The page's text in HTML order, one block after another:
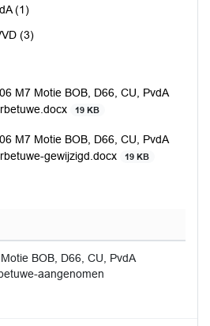
(1)
(3)
M7 Motie BOB, D66, CU, PvdA
19 KB
M7 Motie BOB, D66, CU, PvdA
gewijzigd.docx
19 KB
BOB, D66, CU, PvdA
aangenomen